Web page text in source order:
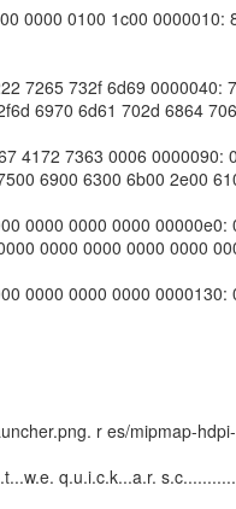
0000 0100 1c00
7265 732f 6d69
6970 6d61 702d 6864
4172 7363 0006
6900 6300 6b00 2e00
0000 0000 0000
0000 0000 0000 0000
0000 0000 0000
r es/mipmap-
q.u.i.c.k...a.r.